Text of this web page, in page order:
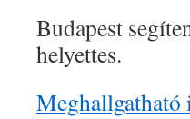
Budapest
helyettes.
Meghallgatható